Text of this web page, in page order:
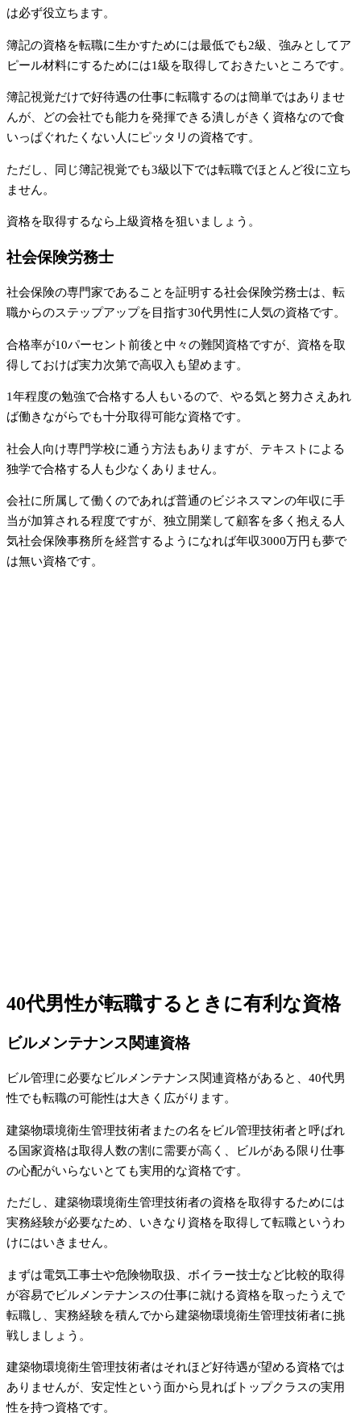
は必ず役立ちます。
簿記の資格を転職に生かすためには最低でも2級、強みとしてア
ピール材料にするためには1級を取得しておきたいところです。
簿記視覚だけで好待遇の仕事に転職するのは簡単ではありませ
んが、どの会社でも能力を発揮できる潰しがきく資格なので食
いっぱぐれたくない人にピッタリの資格です。
ただし、同じ簿記視覚でも3級以下では転職でほとんど役に立ち
ません。
資格を取得するなら上級資格を狙いましょう。
社会保険労務士
社会保険の専門家であることを証明する社会保険労務士は、転
職からのステップアップを目指す30代男性に人気の資格です。
合格率が10パーセント前後と中々の難関資格ですが、資格を取
得しておけば実力次第で高収入も望めます。
1年程度の勉強で合格する人もいるので、やる気と努力さえあれ
ば働きながらでも十分取得可能な資格です。
社会人向け専門学校に通う方法もありますが、テキストによる
独学で合格する人も少なくありません。
会社に所属して働くのであれば普通のビジネスマンの年収に手
当が加算される程度ですが、独立開業して顧客を多く抱える人
気社会保険事務所を経営するようになれば年収3000万円も夢で
は無い資格です。
40代男性が転職するときに有利な資格
ビルメンテナンス関連資格
ビル管理に必要なビルメンテナンス関連資格があると、40代男
性でも転職の可能性は大きく広がります。
建築物環境衛生管理技術者またの名をビル管理技術者と呼ばれ
る国家資格は取得人数の割に需要が高く、ビルがある限り仕事
の心配がいらないとても実用的な資格です。
ただし、建築物環境衛生管理技術者の資格を取得するためには
実務経験が必要なため、いきなり資格を取得して転職というわ
けにはいきません。
まずは電気工事士や危険物取扱、ボイラー技士など比較的取得
が容易でビルメンテナンスの仕事に就ける資格を取ったうえで
転職し、実務経験を積んでから建築物環境衛生管理技術者に挑
戦しましょう。
建築物環境衛生管理技術者はそれほど好待遇が望める資格では
ありませんが、安定性という面から見ればトップクラスの実用
性を持つ資格です。